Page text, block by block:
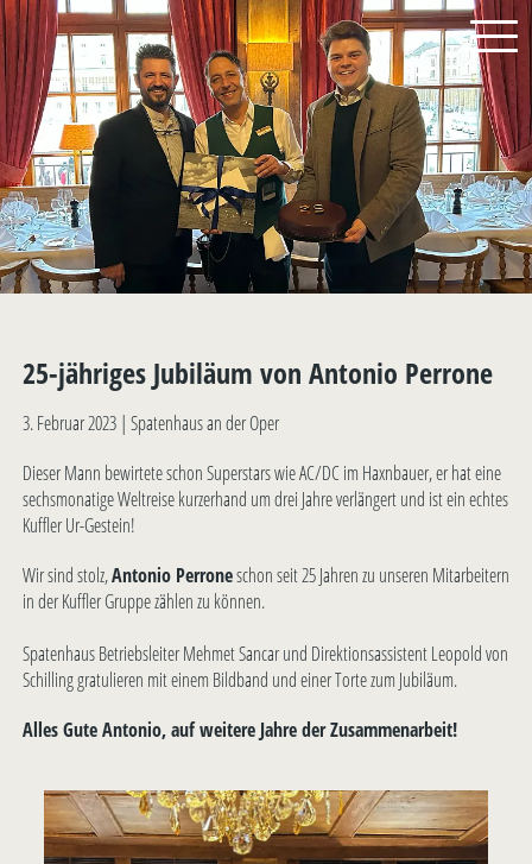
25-jähriges Jubiläum von Antonio Perrone
3. Februar 2023 | Spatenhaus an der Oper
Dieser Mann bewirtete schon Superstars wie AC/DC im Haxnbauer, er hat eine
sechsmonatige Weltreise kurzerhand um drei Jahre verlängert und ist ein echtes
Kuffler Ur-Gestein!
Wir sind stolz,Antonio Perroneschon seit 25 Jahren zu unseren Mitarbeitern
in der Kuffler Gruppe zählen zu können.
Spatenhaus Betriebsleiter Mehmet Sancar und Direktionsassistent Leopold von
Schilling gratulieren mit einem Bildband und einer Torte zum Jubiläum.
Alles Gute Antonio, auf weitere Jahre der Zusammenarbeit!